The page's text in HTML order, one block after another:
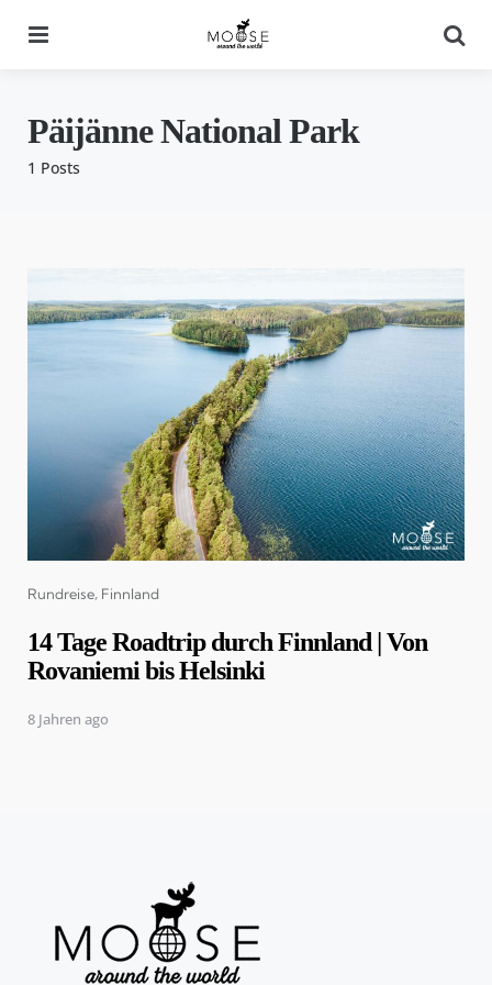
1 Posts
Päijänne National Park
Categories
Rundreise Finnland
14 Tage Roadtrip durch Finnland | Von
Rovaniemi bis Helsinki
8 Jahren ago